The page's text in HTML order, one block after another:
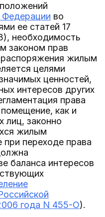
Федерации во
ее статей 17
необходимость
законом прав
распоряжения жилым
целями
ценностей,
интересов других
права
как и
лиц, законно
жилым
переходе права
баланса интересов
года N 455-О).